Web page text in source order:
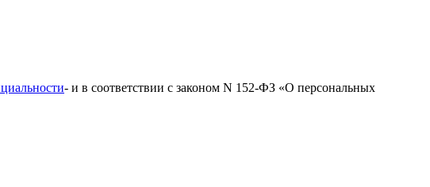
- и в соответствии с законом N 152-ФЗ «О персональных